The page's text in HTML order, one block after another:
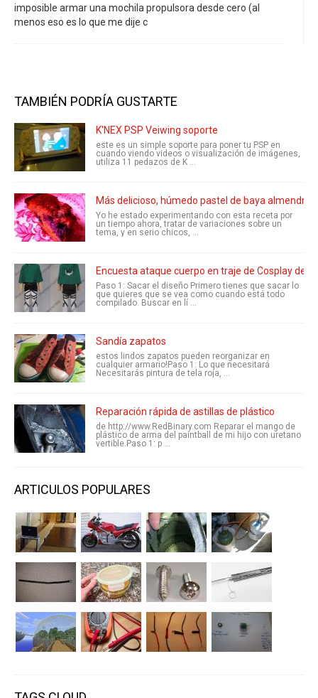
imposible armar una mochila propulsora desde cero (al
menos eso es lo que me dije c
TAMBIÉN PODRÍA GUSTARTE
K'NEX PSP Veiwing soporte
este es un simple soporte para poner tu PSP en
cuando viendo videos o visualización de imágenes,
utiliza 11 pedazos de K ...
Más delicioso, húmedo pastel de baya
Yo he estado experimentando con esta receta por
un tiempo ahora, tratar de variaciones sobre un
tema, y en serio chicos, ...
Encuesta ataque cuerpo en traje de Cosplay de
Paso 1: Sacar el diseño Primero tienes que sacar lo
que quieres que se vea como cuando está todo
compilado. Buscar en lí ...
Sandía zapatos
estos lindos zapatos pueden reorganizar en
cualquier armario!Paso 1: Lo que necesitará
Necesitarás pintura de tela roja, ...
Reparación rápida de astillas de plástico
de http://www.RedBinary.com Reparar el mango de
plástico de arma del paintball de mi hijo con uretano
vertible.Paso 1: p ...
ARTICULOS POPULARES